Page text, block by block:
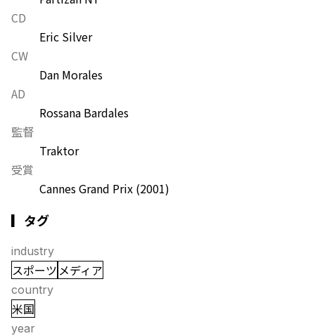
CD
Eric Silver
CW
Dan Morales
AD
Rossana Bardales
監督
Traktor
受賞
Cannes Grand Prix (2001)
▎タグ
industry
スポーツ メディア
country
米国
year